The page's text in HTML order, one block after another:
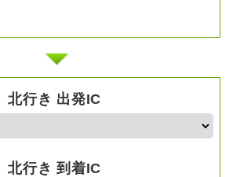
北行き 出発IC
北行き 到着IC